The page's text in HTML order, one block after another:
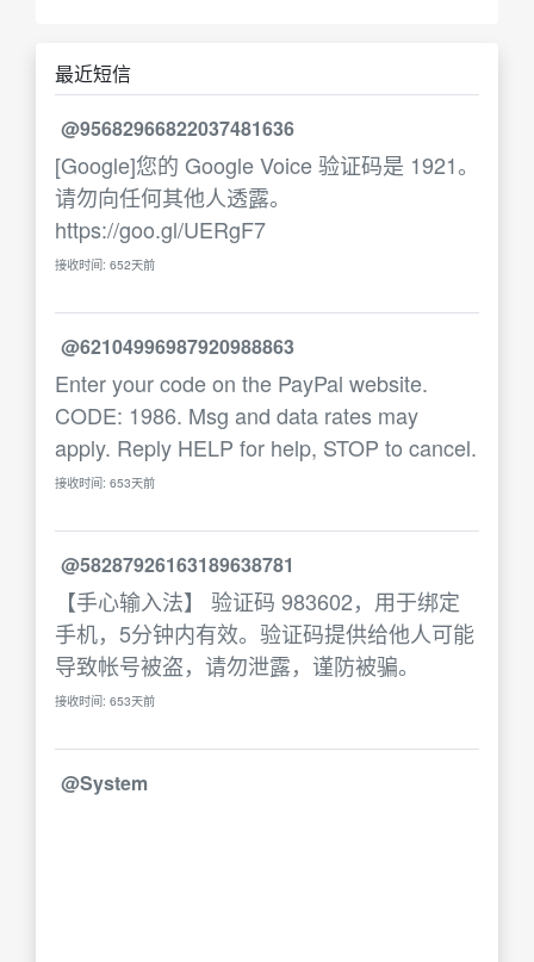
最近短信
@95682966822037481636
[Google]您的 Google Voice 验证码是 1921。
请勿向任何其他人透露。
https://goo.gl/UERgF7
接收时间: 652天前
@62104996987920988863
Enter your code on the PayPal website.
CODE: 1986. Msg and data rates may
apply. Reply HELP for help, STOP to cancel.
接收时间: 653天前
@58287926163189638781
【手心输入法】 验证码 983602，用于绑定
手机，5分钟内有效。验证码提供给他人可能
导致帐号被盗，请勿泄露，谨防被骗。
接收时间: 653天前
@System